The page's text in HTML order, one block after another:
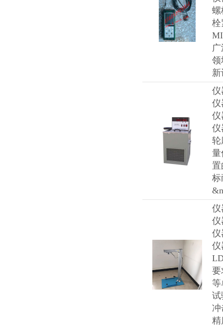
螺
栓
领
仪
仪
仪
仪
轮
量
置
仪
仪
仪
仪
要
等
试
冲
精